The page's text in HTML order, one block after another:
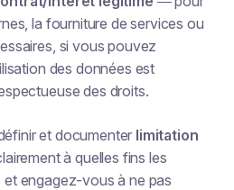
la fourniture de services ou
si vous pouvez
des données est
des droits.
et documenter limitation
à quelles fins les
engagez-vous à ne pas